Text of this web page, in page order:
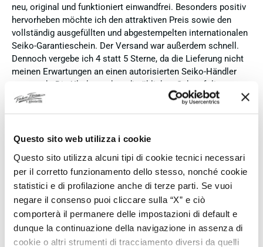
Questo sito web utilizza i cookie
Questo sito utilizza alcuni tipi di cookie tecnici necessari
per il corretto funzionamento dello stesso, nonché cookie
statistici e di profilazione anche di terze parti. Se vuoi
negare il consenso puoi cliccare sulla “X” e ciò
comporterà il permanere delle impostazioni di default e
dunque la continuazione della navigazione in assenza di
cookie o altri strumenti di tracciamento diversi da quelli
neu, original und funktioniert einwandfrei. Besonders positiv
hervorheben möchte ich den attraktiven Preis sowie den
vollständig ausgefüllten und abgestempelten internationalen
Seiko-Garantieschein. Der Versand war außerdem schnell.
Dennoch vergebe ich 4 statt 5 Sterne, da die Lieferung nicht
meinen Erwartungen an einen autorisierten Seiko-Händler
entsprach. Die Uhr kam ohne die üblichen Schutzfolien am
Armband, die Originalverpackung entsprach nicht der
Uhrenkissen), und auch die Seiko-Hangtags mit
Zustand und weist keine Gebrauchsspuren auf. Dennoch
hätte ich bei einer hochwertigen Uhr dieser Preisklasse
erwartet, dass sie mit der vollständigen Originalpräsentation
geliefert wird. Insgesamt empfehle ich den Händler aufgrund
des guten Preises und der seriösen Abwicklung, hoffe
jedoch, dass bei zukünftigen Bestellungen mehr Wert auf
eine vollständige und originale Präsentation gelegt wird.